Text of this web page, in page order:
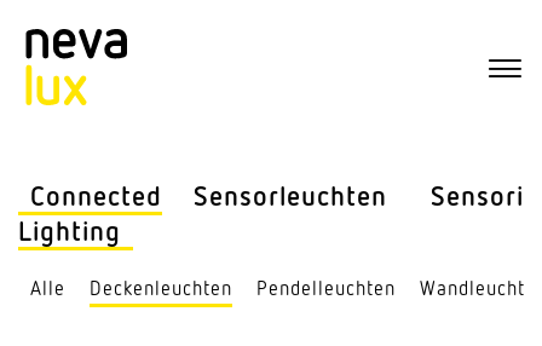
Connected
Lighting
Sensor­leuchten Sensorik
Alle Decken­leuchten Pendel­leuchten